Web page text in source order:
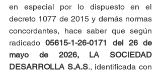
en especial por lo dispuesto en el
decreto 1077 de 2015 y demás normas
concordantes, hace saber que según
radicado 05615-1-26-0171 del 26 de
mayo de 2026,
LA SOCIEDAD
DESARROLLA S.A.S., identificada con